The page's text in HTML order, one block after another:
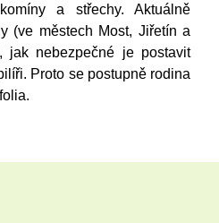
a střechy. Aktuálně
(ve městech Most, Jiřetín a
jak nebezpečné je postavit
Proto se postupně rodina